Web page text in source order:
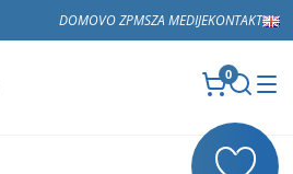
DOMOVO ZPMSZA MEDIJEKONTAKT
0